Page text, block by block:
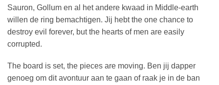
Sauron, Gollum en al het andere kwaad in Middle-earth
willen de ring bemachtigen. Jij hebt the one chance to
destroy evil forever, but the hearts of men are easily
corrupted.
The board is set, the pieces are moving. Ben jij dapper
genoeg om dit avontuur aan te gaan of raak je in de ban